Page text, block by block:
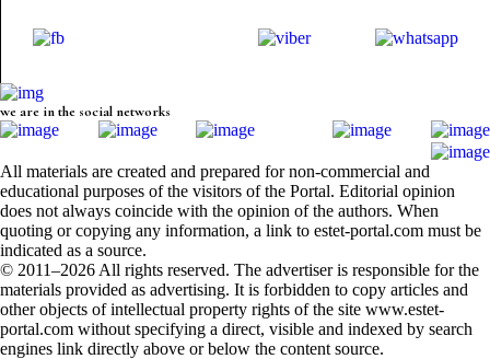
we are in the social networks
All materials are created and prepared for non-commercial and
educational purposes of the visitors of the Portal. Editorial opinion
does not always coincide with the opinion of the authors. When
quoting or copying any information, a link to estet-portal.com must be
indicated as a source.
© 2011–2026 All rights reserved. The advertiser is responsible for the
materials provided as advertising. It is forbidden to copy articles and
other objects of intellectual property rights of the site www.estet-
portal.com without specifying a direct, visible and indexed by search
engines link directly above or below the content source.